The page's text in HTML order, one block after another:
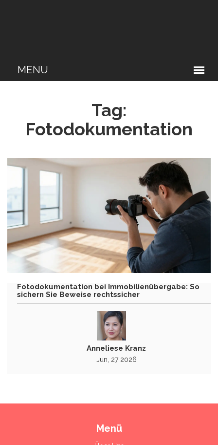
Tag:
Fotodokumentation
Fotodokumentation bei Immobilienübergabe: So
sichern Sie Beweise rechtssicher
Anneliese Kranz
Jun, 27 2026
Menü